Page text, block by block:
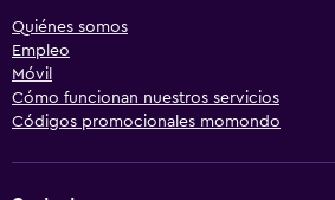
Quiénes somos
Empleo
Móvil
Cómo funcionan nuestros servicios
Códigos promocionales momondo